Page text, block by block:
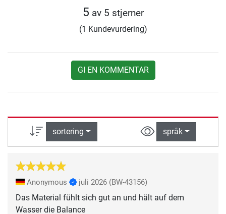
5 av 5 stjerner
(1 Kundevurdering)
GI EN KOMMENTAR
sortering språk
Anonymous juli 2026 (BW-43156)
Das Material fühlt sich gut an und hält auf dem
Wasser die Balance